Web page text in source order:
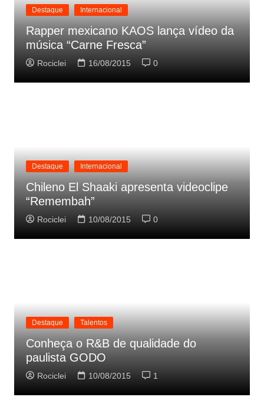
Destaque Internacional
Rapper mexicano KAOS lança vídeo da
música “Carne Fresca”
Rociclei 16/08/2015 0
Destaque Internacional
Chileno El Shaaki apresenta videoclipe
“Remembah”
Rociclei 10/08/2015 0
Destaque Talentos
Conheça o R&B de qualidade do
paulista GODO
Rociclei 10/08/2015 1